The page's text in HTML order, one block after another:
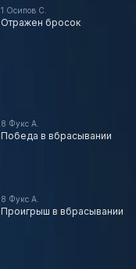
1 Осипов С.
Отражен бросок
8 Фукс А.
Победа в вбрасывании
8 Фукс А.
Проигрыш в вбрасывании